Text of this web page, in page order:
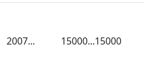
2007... 15000...15000